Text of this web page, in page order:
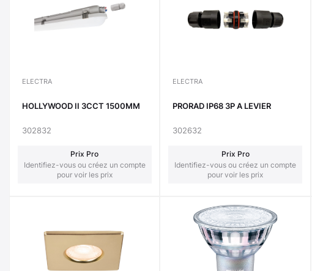
ELECTRA
HOLLYWOOD II 3CCT 1500MM
302832
Prix Pro
Identifiez-vous ou créez un compte
pour voir les prix
ELECTRA
PRORAD IP68 3P A LEVIER
302632
Prix Pro
Identifiez-vous ou créez un compte
pour voir les prix